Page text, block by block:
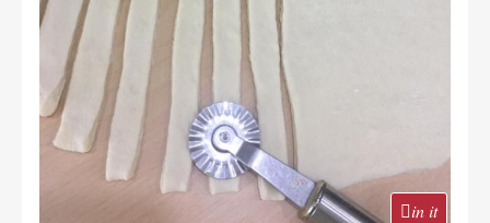
in it